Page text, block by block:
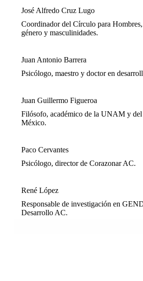
José Alfredo Cruz Lugo
Coordinador del Círculo para Hombres,
género y masculinidades.
Juan Antonio Barrera
Psicólogo, maestro y doctor en
Juan Guillermo Figueroa
Filósofo, académico de la UNAM y
México.
Paco Cervantes
Psicólogo, director de Corazonar AC.
René López
Responsable de investigación en
Desarrollo AC.